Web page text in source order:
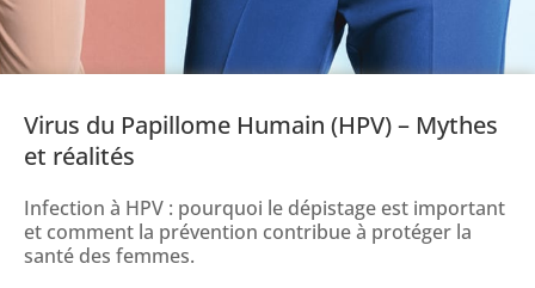
Virus du Papillome Humain (HPV) – Mythes
et réalités
Infection à HPV : pourquoi le dépistage est important
et comment la prévention contribue à protéger la
santé des femmes.